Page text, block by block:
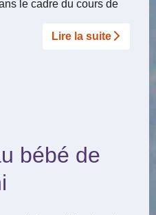
le cadre du cours de
Lire la suite­­
bébé de